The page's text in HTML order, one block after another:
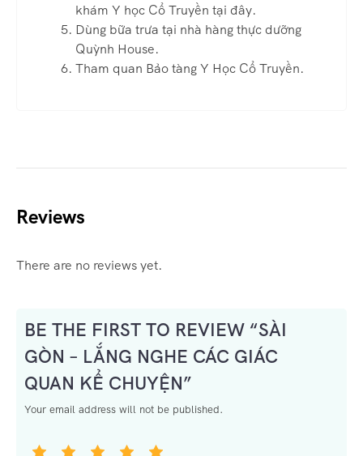
khám Y học Cổ Truyền tại đây.
Dùng bữa trưa tại nhà hàng thực dưỡng
Quỳnh House.
Tham quan Bảo tàng Y Học Cổ Truyền.
Reviews
There are no reviews yet.
BE THE FIRST TO REVIEW “SÀI
GÒN – LẮNG NGHE CÁC GIÁC
QUAN KỂ CHUYỆN”
Your email address will not be published.